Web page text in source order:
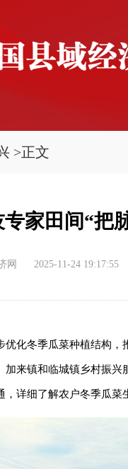
>正文
家田间“把
网 2025-11-24 19:17:55
优化冬季瓜菜种植结构
来镇和临城镇乡村振
详细了解农户冬季瓜